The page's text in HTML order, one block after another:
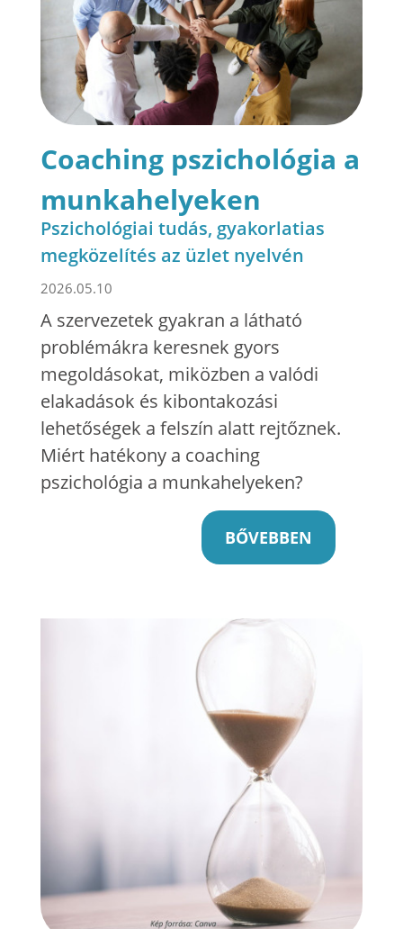
Coaching pszichológia a
munkahelyeken
Pszichológiai tudás, gyakorlatias
megközelítés az üzlet nyelvén
2026.05.10
A szervezetek gyakran a látható
problémákra keresnek gyors
megoldásokat, miközben a valódi
elakadások és kibontakozási
lehetőségek a felszín alatt rejtőznek.
Miért hatékony a coaching
pszichológia a munkahelyeken?
BŐVEBBEN